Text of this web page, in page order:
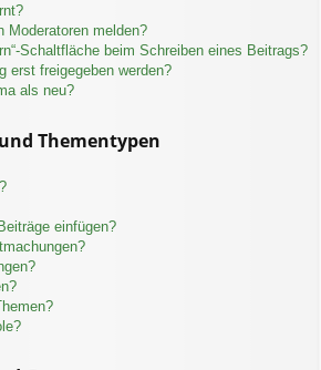
Moderatoren melden?
Schaltfläche beim Schreiben eines Beitrags?
erst freigegeben werden?
als neu?
Thementypen
einfügen?